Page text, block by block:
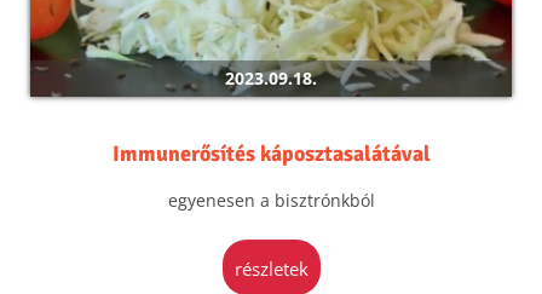
2023.09.18.
Immunerősítés káposztasalátával
egyenesen a bisztrónkból
részletek